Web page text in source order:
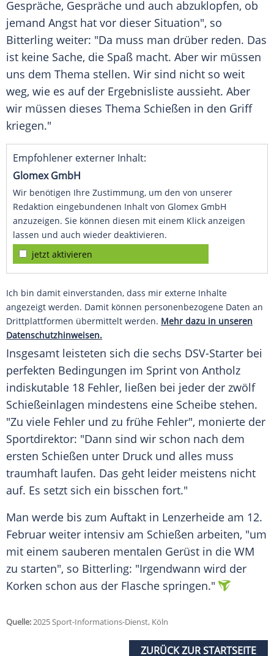
Gespräche, Gespräche und auch abzuklopfen, ob
jemand Angst hat vor dieser Situation", so
Bitterling weiter: "Da muss man drüber reden. Das
ist keine Sache, die Spaß macht. Aber wir müssen
uns dem Thema stellen. Wir sind nicht so weit
weg, wie es auf der Ergebnisliste aussieht. Aber
wir müssen dieses Thema Schießen in den Griff
kriegen."
Empfohlener externer Inhalt:
Glomex GmbH
Wir benötigen Ihre Zustimmung, um den von unserer
Redaktion eingebundenen Inhalt von Glomex GmbH
anzuzeigen. Sie können diesen mit einem Klick anzeigen
lassen und auch wieder deaktivieren.
jetzt aktivieren
Ich bin damit einverstanden, dass mir externe Inhalte
angezeigt werden. Damit können personenbezogene Daten an
Drittplattformen übermittelt werden. Mehr dazu in unseren
Datenschutzhinweisen.
Insgesamt leisteten sich die sechs DSV-Starter bei
perfekten Bedingungen im Sprint von Antholz
indiskutable 18 Fehler, ließen bei jeder der zwölf
Schießeinlagen mindestens eine Scheibe stehen.
"Zu viele Fehler und zu frühe Fehler", monierte der
Sportdirektor: "Dann sind wir schon nach dem
ersten Schießen unter Druck und alles muss
traumhaft laufen. Das geht leider meistens nicht
auf. Es setzt sich ein bisschen fort."
Man werde bis zum Auftakt in Lenzerheide am 12.
Februar weiter intensiv am Schießen arbeiten, "um
mit einem sauberen mentalen Gerüst in die WM
zu starten", so Bitterling: "Irgendwann wird der
Korken schon aus der Flasche springen."
Quelle:2025 Sport-Informations-Dienst, Köln
ZURÜCK ZUR STARTSEITE